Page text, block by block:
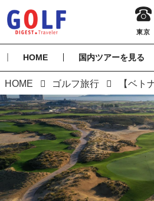
HOME 国内ツアーを見る
HOME ゴルフ旅行